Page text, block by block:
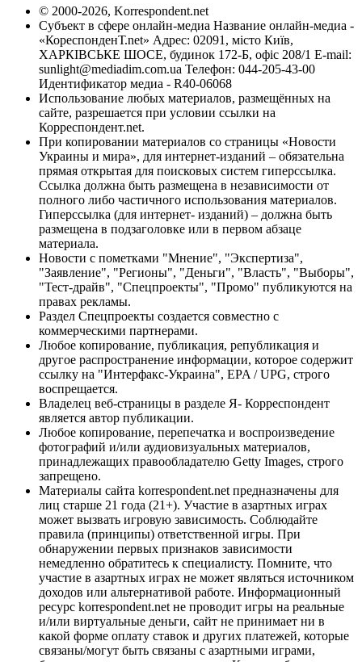
© 2000-2026, Korrespondent.net
Субъект в сфере онлайн-медиа Название онлайн-медиа -
«КореспонденТ.net» Адрес: 02091, місто Київ,
ХАРКІВСЬКЕ ШОСЕ, будинок 172-Б, офіс 208/1 E-mail:
sunlight@mediadim.com.ua Телефон: 044-205-43-00
Идентификатор медиа - R40-06068
Использование любых материалов, размещённых на
сайте, разрешается при условии ссылки на
Корреспондент.net.
При копировании материалов со страницы «Новости
Украины и мира», для интернет-изданий – обязательна
прямая открытая для поисковых систем гиперссылка.
Ссылка должна быть размещена в независимости от
полного либо частичного использования материалов.
Гиперссылка (для интернет- изданий) – должна быть
размещена в подзаголовке или в первом абзаце
материала.
Новости с пометками "Мнение", "Экспертиза",
"Заявление", "Регионы", "Деньги", "Власть", "Выборы",
"Тест-драйв", "Спецпроекты", "Промо" публикуются на
правах рекламы.
Раздел Спецпроекты создается совместно с
коммерческими партнерами.
Любое копирование, публикация, републикация и
другое распространение информации, которое содержит
ссылку на "Интерфакс-Украина", EPA / UPG, строго
воспрещается.
Владелец веб-страницы в разделе Я- Корреспондент
является автор публикации.
Любое копирование, перепечатка и воспроизведение
фотографий и/или аудиовизуальных материалов,
принадлежащих правообладателю Getty Images, строго
запрещено.
Материалы сайта korrespondent.net предназначены для
лиц старше 21 года (21+). Участие в азартных играх
может вызвать игровую зависимость. Соблюдайте
правила (принципы) ответственной игры. При
обнаружении первых признаков зависимости
немедленно обратитесь к специалисту. Помните, что
участие в азартных играх не может являться источником
доходов или альтернативой работе. Информационный
ресурс korrespondent.net не проводит игры на реальные
и/или виртуальные деньги, сайт не принимает ни в
какой форме оплату ставок и других платежей, которые
связаны/могут быть связаны с азартными играми,